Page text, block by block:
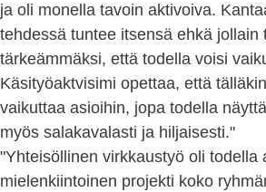
ja oli monella tavoin aktivoiva.
tehdessä tuntee itsensä ehkä jollain
tärkeämmäksi, että todella voisi
Käsityöaktvisimi opettaa, että
vaikuttaa asioihin, jopa todella
myös salakavalasti ja hiljaisesti."
"Yhteisöllinen virkkaustyö oli todella
mielenkiintoinen projekti koko